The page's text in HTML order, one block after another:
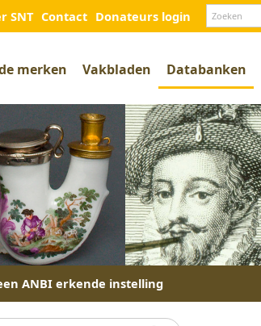
SNT Contact Donateurs login
merken Vakbladen Databanken
ANBI erkende instelling